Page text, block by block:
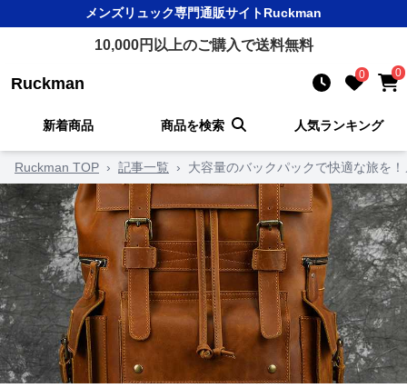
メンズリュック専門通販サイトRuckman
10,000円以上のご購入で送料無料
Ruckman 0 0
新着商品 商品を検索 人気ランキング
Ruckman TOP › 記事一覧 › 大容量のバックパックで快適な旅を